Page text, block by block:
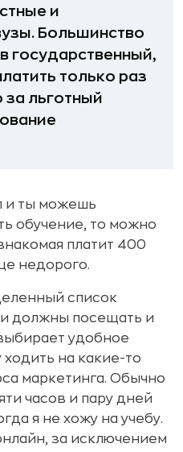
и
Большинство
государственный,
только раз
за льготный
и ты можешь
обучение, то можно
платит 400
недорого.
список
должны посещать и
удобное
на какие-то
маркетинга. Обычно
часов и пару дней
я не хожу на учебу.
за исключением